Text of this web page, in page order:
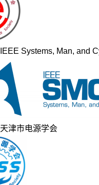
IEEE Systems, Man, and
天津市电源学会